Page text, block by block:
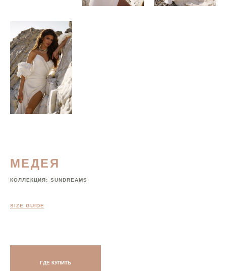
МЕДЕЯ
КОЛЛЕКЦИЯ: SUNDREAMS
SIZE GUIDE
ГДЕ КУПИТЬ